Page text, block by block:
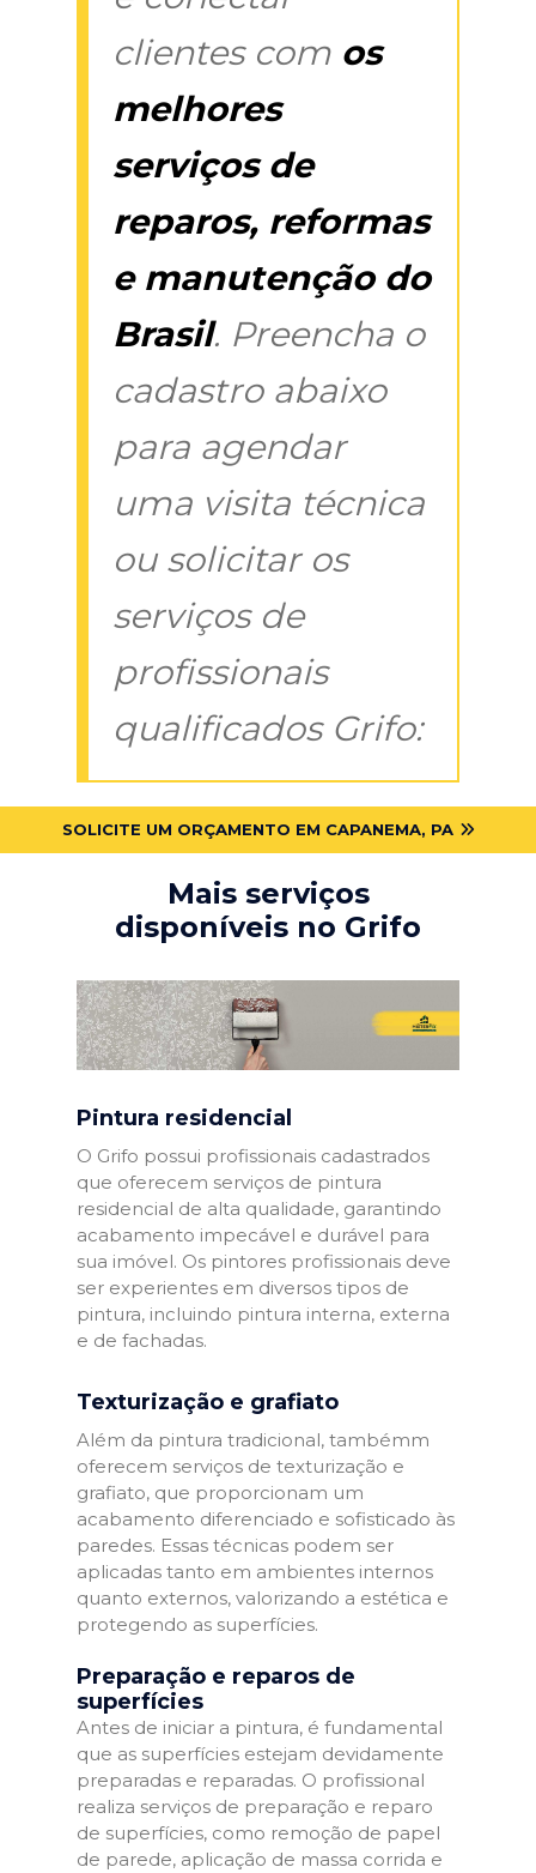
clientes com os
melhores
serviços de
reparos, reformas
e manutenção do
Brasil. Preencha o
cadastro abaixo
para agendar
uma visita técnica
ou solicitar os
serviços de
profissionais
qualificados Grifo:
SOLICITE UM ORÇAMENTO EM CAPANEMA, PA
Mais serviços
disponíveis no Grifo
Pintura residencial
O Grifo possui profissionais cadastrados
que oferecem serviços de pintura
residencial de alta qualidade, garantindo
acabamento impecável e durável para
sua imóvel. Os pintores profissionais deve
ser experientes em diversos tipos de
pintura, incluindo pintura interna, externa
e de fachadas.
Texturização e grafiato
Além da pintura tradicional, tambémm
oferecem serviços de texturização e
grafiato, que proporcionam um
acabamento diferenciado e sofisticado às
paredes. Essas técnicas podem ser
aplicadas tanto em ambientes internos
quanto externos, valorizando a estética e
protegendo as superfícies.
Preparação e reparos de
superfícies
Antes de iniciar a pintura, é fundamental
que as superfícies estejam devidamente
preparadas e reparadas. O profissional
realiza serviços de preparação e reparo
de superfícies, como remoção de papel
de parede, aplicação de massa corrida e